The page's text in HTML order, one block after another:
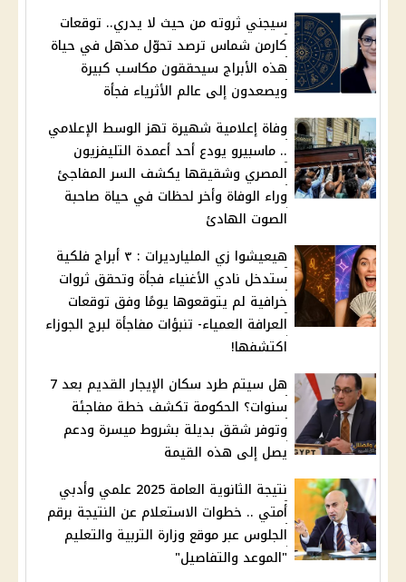
سيجني ثروته من حيث لا يدري.. توقعات
كارمن شماس ترصد تحوّل مذهل في حياة
هذه الأبراج سيحققون مكاسب كبيرة
ويصعدون إلى عالم الأثرياء فجأة
وفاة إعلامية شهيرة تهز الوسط الإعلامي
.. ماسبيرو يودع أحد أعمدة التليفزيون
المصري وشقيقها يكشف السر المفاجئ
وراء الوفاة وأخر لحظات في حياة صاحبة
الصوت الهادئ
هيعيشوا زي المليارديرات : ٣ أبراج فلكية
ستدخل نادي الأغنياء فجأة وتحقق ثروات
خرافية لم يتوقعوها يومًا وفق توقعات
العرافة العمياء- تنبؤات مفاجأة لبرج الجوزاء
اكتشفها!
هل سيتم طرد سكان الإيجار القديم بعد 7
سنوات؟ الحكومة تكشف خطة مفاجئة
وتوفر شقق بديلة بشروط ميسرة ودعم
يصل إلى هذه القيمة
نتيجة الثانوية العامة 2025 علمي وأدبي
أمتي .. خطوات الاستعلام عن النتيجة برقم
الجلوس عبر موقع وزارة التربية والتعليم
"الموعد والتفاصيل"